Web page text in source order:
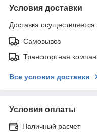
Условия доставки
Доставка
Самовывоз
Транспортная
Все условия доставки
Условия оплаты
Наличный расчет